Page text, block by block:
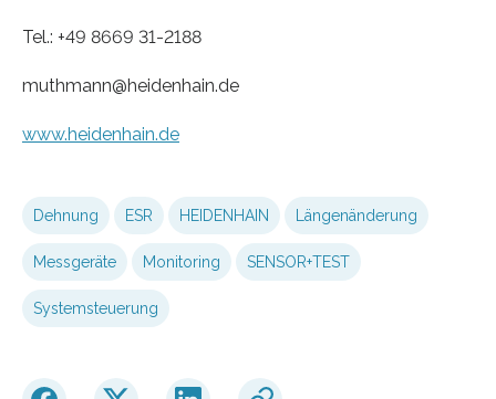
Tel.: +49 8669 31-2188
muthmann@heidenhain.de
www.heidenhain.de
Dehnung ESR HEIDENHAIN Längenänderung
Messgeräte Monitoring SENSOR+TEST
Systemsteuerung